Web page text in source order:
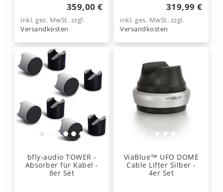
359,00 €
inkl. ges. MwSt. zzgl.
Versandkosten
319,99 €
inkl. ges. MwSt. zzgl.
Versandkosten
bfly-audio TOWER -
Absorber für Kabel -
8er Set
ViaBlue™ UFO DOME
Cable Lifter Silber -
4er Set